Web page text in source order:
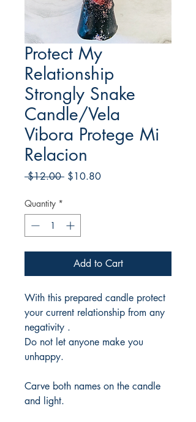
Protect My
Relationship
Strongly Snake
Candle/Vela
Vibora Protege Mi
Relacion
$12.00 Regular
$10.80Sale
Quantity *
Add to Cart
With this prepared candle protect
your current relationship from any
negativity .
Do not let anyone make you
unhappy.
Carve both names on the candle
and light.